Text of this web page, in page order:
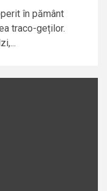
în pământ
traco-geților.